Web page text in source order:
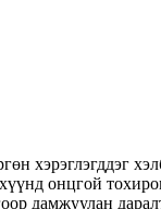
хэрэглэгддэг
онцгой
дамжуулан